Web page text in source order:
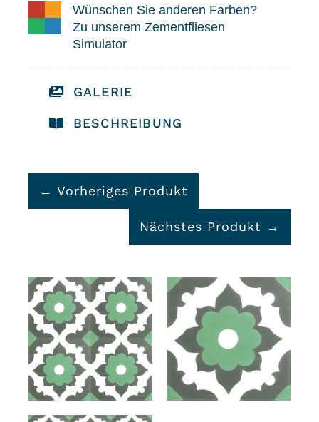
Wünschen Sie anderen Farben?
Zu unserem Zementfliesen
Simulator
GALERIE
BESCHREIBUNG
← Vorheriges Produkt
Nächstes Produkt →